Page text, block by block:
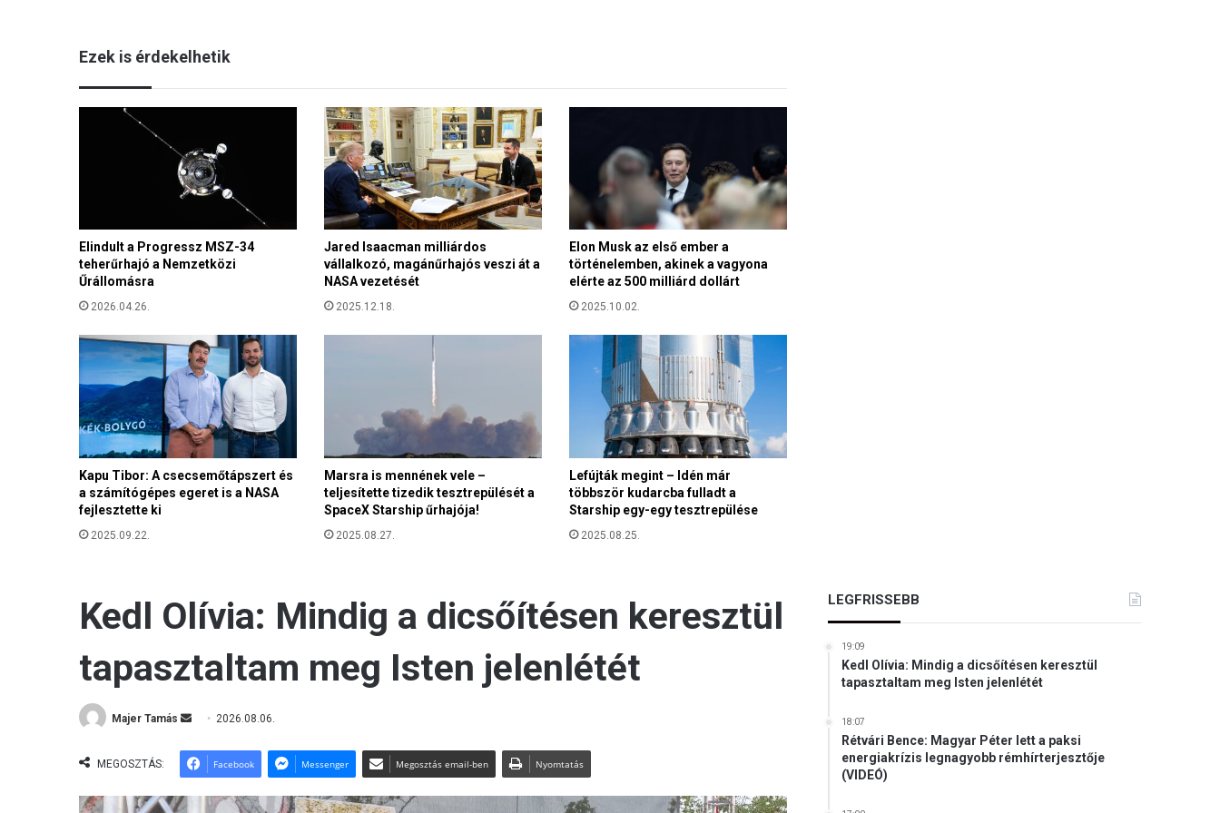
s
é
g
e
a
e
n
n
ü
n
k
é
ő
h
a
e
e
e
t
j
a
B
r
ü
s
s
z
e
Ezek is érdekelhetik
Elindult a Progressz MSZ-34
teherűrhajó a Nemzetközi
Űrállomásra
2026.04.26.
Jared Isaacman milliárdos
vállalkozó, magánűrhajós veszi át a
NASA vezetését
2025.12.18.
Elon Musk az első ember a
történelemben, akinek a vagyona
elérte az 500 milliárd dollárt
2025.10.02.
Kapu Tibor: A csecsemőtápszert és
a számítógépes egeret is a NASA
fejlesztette ki
2025.09.22.
Marsra is mennének vele –
teljesítette tizedik tesztrepülését a
SpaceX Starship űrhajója!
2025.08.27.
Lefújták megint – Idén már
többször kudarcba fulladt a
Starship egy-egy tesztrepülése
2025.08.25.